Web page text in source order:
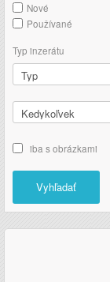
Nové
Používané
Typ inzerátu
iba s obrázkami
Vyhľadať